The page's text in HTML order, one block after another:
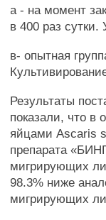
а - на момент
в 400 раз сутки.
в- опытная
Результаты
показали, что в
яйцами Ascaris
препарата
мигрирующих
98.3% ниже
мигрирующих